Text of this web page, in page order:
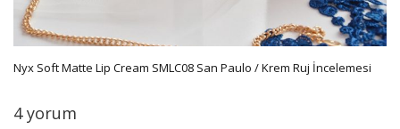
Nyx Soft Matte Lip Cream SMLC08 San Paulo / Krem Ruj İncelemesi
4 yorum